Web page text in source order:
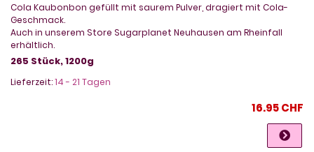
Cola Kaubonbon gefüllt mit saurem Pulver, dragiert mit Cola-
Geschmack.
Auch in unserem Store Sugarplanet Neuhausen am Rheinfall
erhältlich.
265 Stück, 1200g
Lieferzeit:14 - 21 Tagen
16.95 CHF